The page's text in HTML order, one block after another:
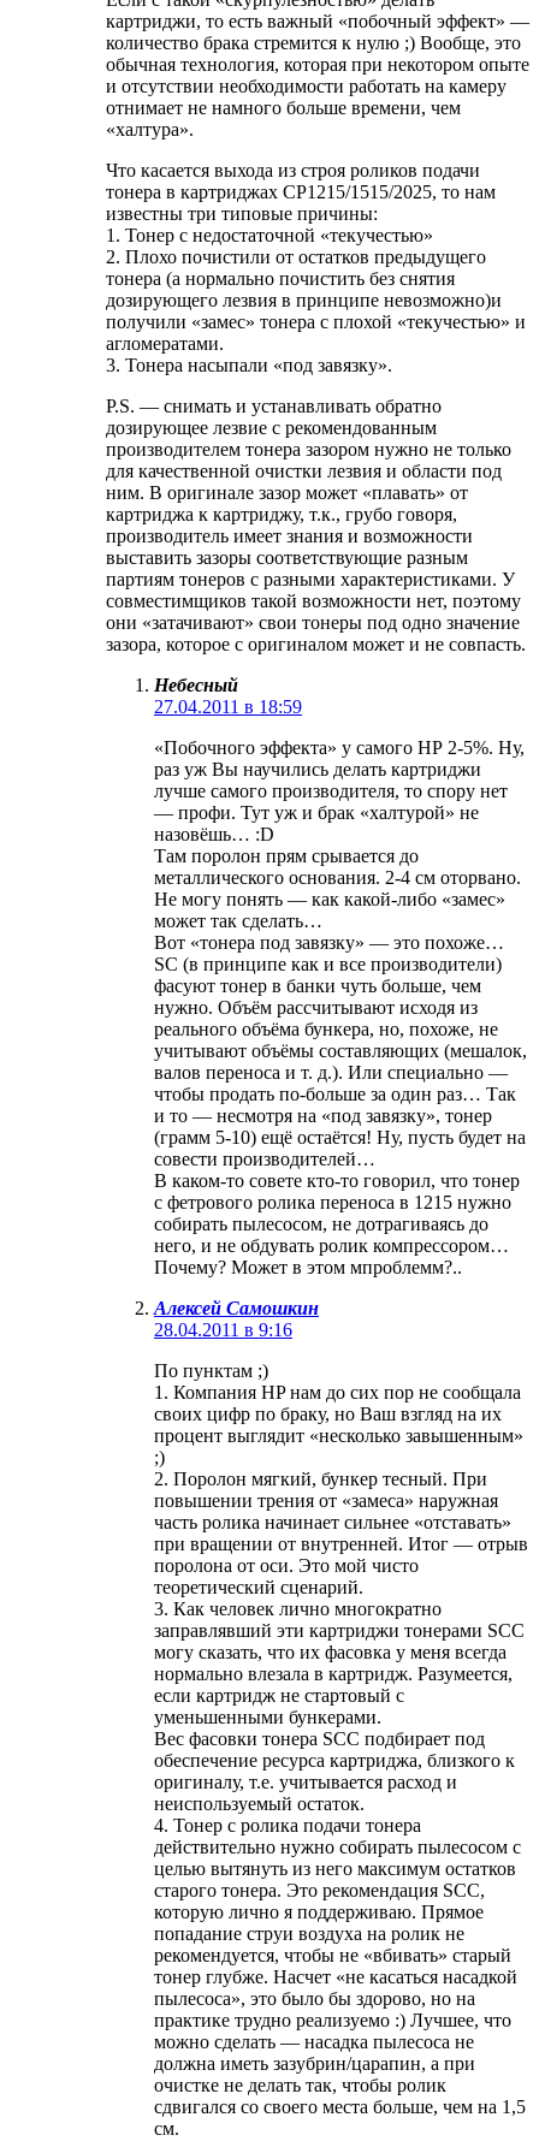
картриджи, то есть важный «побочный эффект» —
количество брака стремится к нулю ;) Вообще, это
обычная технология, которая при некотором опыте
и отсутствии необходимости работать на камеру
отнимает не намного больше времени, чем
«халтура».
Что касается выхода из строя роликов подачи
тонера в картриджах CP1215/1515/2025, то нам
известны три типовые причины:
1. Тонер с недостаточной «текучестью»
2. Плохо почистили от остатков предыдущего
тонера (а нормально почистить без снятия
дозирующего лезвия в принципе невозможно)и
получили «замес» тонера с плохой «текучестью» и
агломератами.
3. Тонера насыпали «под завязку».
P.S. — снимать и устанавливать обратно
дозирующее лезвие с рекомендованным
производителем тонера зазором нужно не только
для качественной очистки лезвия и области под
ним. В оригинале зазор может «плавать» от
картриджа к картриджу, т.к., грубо говоря,
производитель имеет знания и возможности
выставить зазоры соответствующие разным
партиям тонеров с разными характеристиками. У
совместимщиков такой возможности нет, поэтому
они «затачивают» свои тонеры под одно значение
зазора, которое с оригиналом может и не совпасть.
Небесный
27.04.2011 в 18:59
«Побочного эффекта» у самого НР 2-5%. Ну,
раз уж Вы научились делать картриджи
лучше самого производителя, то спору нет
— профи. Тут уж и брак «халтурой» не
назовёшь… :D
Там поролон прям срывается до
металлического основания. 2-4 см оторвано.
Не могу понять — как какой-либо «замес»
может так сделать…
Вот «тонера под завязку» — это похоже…
SC (в принципе как и все производители)
фасуют тонер в банки чуть больше, чем
нужно. Объём рассчитывают исходя из
реального объёма бункера, но, похоже, не
учитывают объёмы составляющих (мешалок,
валов переноса и т. д.). Или специально —
чтобы продать по-больше за один раз… Так
и то — несмотря на «под завязку», тонер
(грамм 5-10) ещё остаётся! Ну, пусть будет на
совести производителей…
В каком-то совете кто-то говорил, что тонер
с фетрового ролика переноса в 1215 нужно
собирать пылесосом, не дотрагиваясь до
него, и не обдувать ролик компрессором…
Почему? Может в этом мпроблемм?..
Алексей Самошкин
28.04.2011 в 9:16
По пунктам ;)
1. Компания HP нам до сих пор не сообщала
своих цифр по браку, но Ваш взгляд на их
процент выглядит «несколько завышенным»
;)
2. Поролон мягкий, бункер тесный. При
повышении трения от «замеса» наружная
часть ролика начинает сильнее «отставать»
при вращении от внутренней. Итог — отрыв
поролона от оси. Это мой чисто
теоретический сценарий.
3. Как человек лично многократно
заправлявший эти картриджи тонерами SCC
могу сказать, что их фасовка у меня всегда
нормально влезала в картридж. Разумеется,
если картридж не стартовый с
уменьшенными бункерами.
Вес фасовки тонера SCC подбирает под
обеспечение ресурса картриджа, близкого к
оригиналу, т.е. учитывается расход и
неиспользуемый остаток.
4. Тонер с ролика подачи тонера
действительно нужно собирать пылесосом с
целью вытянуть из него максимум остатков
старого тонера. Это рекомендация SCC,
которую лично я поддерживаю. Прямое
попадание струи воздуха на ролик не
рекомендуется, чтобы не «вбивать» старый
тонер глубже. Насчет «не касаться насадкой
пылесоса», это было бы здорово, но на
практике трудно реализуемо :) Лучшее, что
можно сделать — насадка пылесоса не
должна иметь зазубрин/царапин, а при
очистке не делать так, чтобы ролик
сдвигался со своего места больше, чем на 1,5
см.